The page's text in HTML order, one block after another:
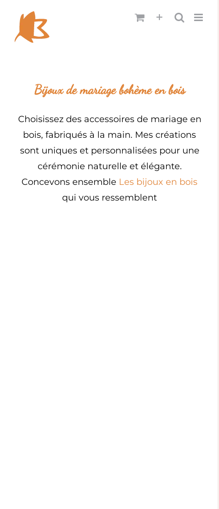
contenu
Bijoux de mariage bohème en bois
Choisissez des accessoires de mariage en
bois, fabriqués à la main. Mes créations
sont uniques et personnalisées pour une
cérémonie naturelle et élégante.
Concevons ensemble Les bijoux en bois
qui vous ressemblent